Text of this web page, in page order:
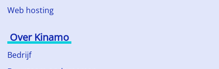
Web hosting
Over Kinamo
Bedrijf